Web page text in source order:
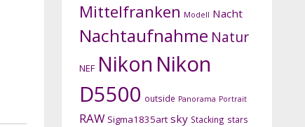
Mittelfranken Modell Nacht
Nachtaufnahme Natur
NEF Nikon Nikon
D5500 outside Panorama Portrait
RAW Sigma1835art sky Stacking stars